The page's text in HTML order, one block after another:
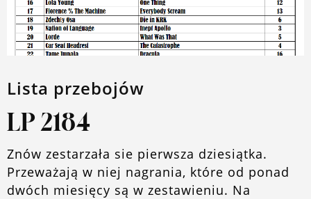
Lista przebojów
LP 2184
Znów zestarzała sie pierwsza dziesiątka.
Przeważają w niej nagrania, które od ponad
dwóch miesięcy są w zestawieniu. Na
O blogu